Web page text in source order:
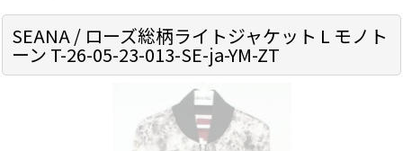
SEANA / ローズ総柄ライトジャケット L モノト
ーン T-26-05-23-013-SE-ja-YM-ZT